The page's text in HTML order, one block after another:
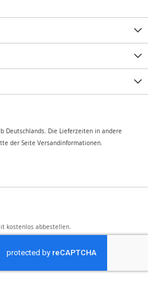
Deutschlands. Die Lieferzeiten in andere
der Seite Versandinformationen.
kostenlos abbestellen.